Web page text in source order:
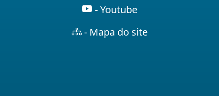
- Youtube
- Mapa do site